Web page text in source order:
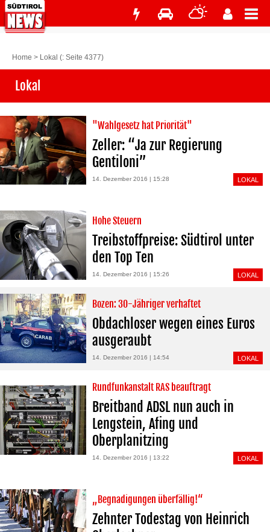
Home > Lokal (: Seite 4377)
Lokal
"Wahlgesetz hat Priorität"
Zeller: “Ja zur Regierung
Gentiloni”
14. Dezember 2016 | 15:28 LOKAL
Hohe Steuern
Treibstoffpreise: Südtirol unter
den Top Ten
14. Dezember 2016 | 15:26 LOKAL
Bozen: 30-Jähriger verhaftet
Obdachloser wegen eines Euros
ausgeraubt
14. Dezember 2016 | 14:54 LOKAL
Rundfunkanstalt RAS beauftragt
Breitband ADSL nun auch in
Lengstein, Afing und
Oberplanitzing
14. Dezember 2016 | 13:22 LOKAL
„Begnadigungen überfällig!“
Zehnter Todestag von Heinrich